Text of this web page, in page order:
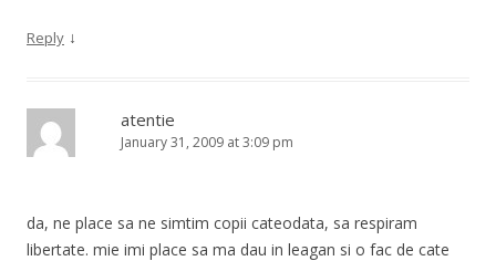
Reply ↓
atentie
January 31, 2009 at 3:09 pm
da, ne place sa ne simtim copii cateodata, sa respiram
libertate. mie imi place sa ma dau in leagan si o fac de cate